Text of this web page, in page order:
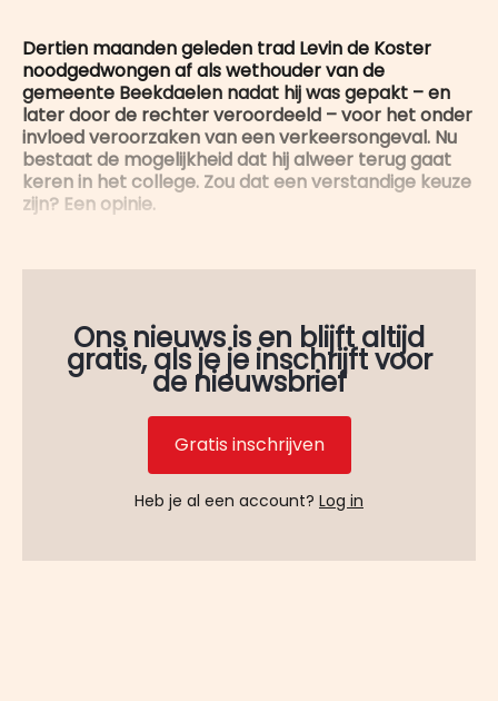
Dertien maanden geleden trad Levin de Koster
noodgedwongen af als wethouder van de
gemeente Beekdaelen nadat hij was gepakt – en
later door de rechter veroordeeld – voor het onder
invloed veroorzaken van een verkeersongeval. Nu
bestaat de mogelijkheid dat hij alweer terug gaat
keren in het college. Zou dat een verstandige keuze
zijn? Een opinie.
Ons nieuws is en blijft altijd
gratis, als je je inschrijft voor
de nieuwsbrief
Gratis inschrijven
Heb je al een account? Log in